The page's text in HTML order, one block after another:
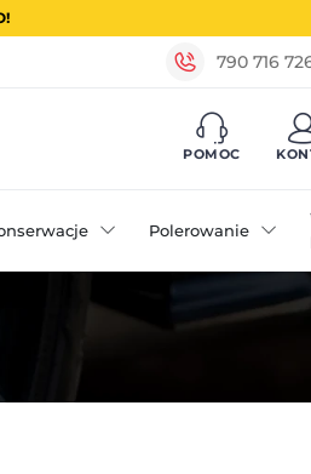
790 716
POMOC
Polerowanie